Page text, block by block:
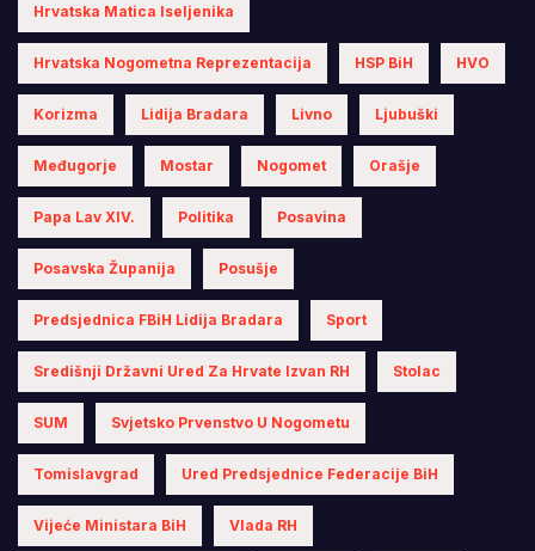
Hrvatska Matica Iseljenika
Hrvatska Nogometna Reprezentacija HSP BiH HVO
Korizma Lidija Bradara Livno Ljubuški
Međugorje Mostar Nogomet Orašje
Papa Lav XIV. Politika Posavina
Posavska Županija Posušje
Predsjednica FBiH Lidija Bradara Sport
Središnji Državni Ured Za Hrvate Izvan RH Stolac
SUM Svjetsko Prvenstvo U Nogometu
Tomislavgrad Ured Predsjednice Federacije BiH
Vijeće Ministara BiH Vlada RH